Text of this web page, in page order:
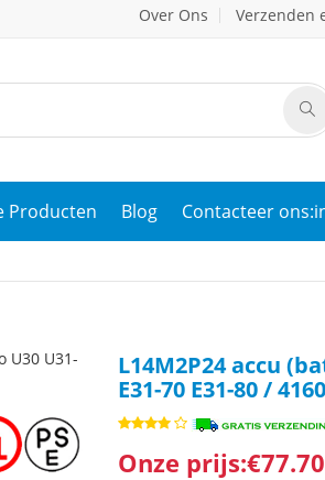
Over Ons Verzenden
Producten Blog Contacteer
L14M2P24 accu
E31-70 E31-80 /
Onze prijs:€77.70